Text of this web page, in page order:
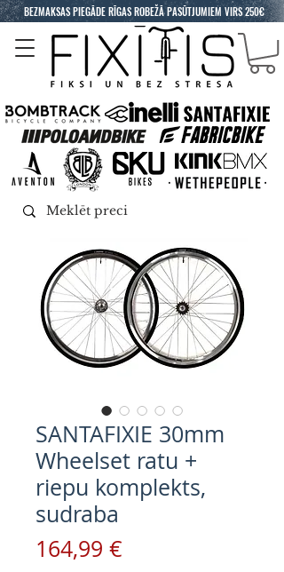
BEZMAKSAS PIEGĀDE RĪGAS ROBEŽĀ PASŪTJUMIEM VIRS 250€
SANTAFIXIE 30mm
Wheelset ratu +
riepu komplekts,
sudraba
164,99 €